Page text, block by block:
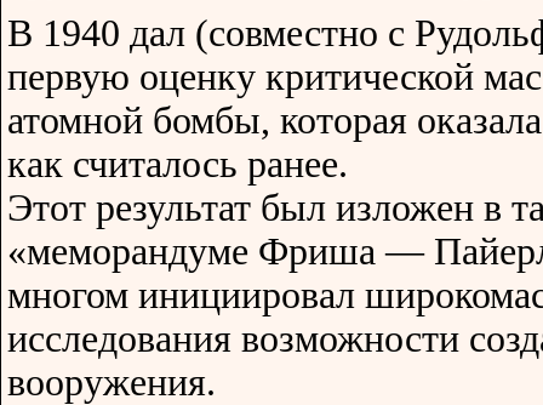
В 1940 дал (совместно с
первую оценку критической
атомной бомбы, которая
как считалось ранее.
Этот результат был изложен в
«меморандуме Фриша —
многом инициировал
исследования возможности
вооружения.